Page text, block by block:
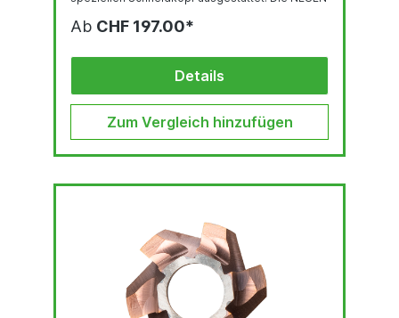
modernsten
Schleiftechnologie und High-End-
Beschichtungen hergestellt. Dies macht den 3.0
Fräskopf ideal für stärkere Baustahlsorten. Sie
können diese 3.0-Fräser an ihrer
erkennen.
Ab CHF 197.00*
Details
Zum Vergleich hinzufügen